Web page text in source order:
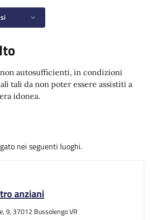
non autosufficienti, in condizioni
tali da non poter essere assistiti a
idonea.
nei seguenti luoghi.
anziani
9, 37012 Bussolengo VR